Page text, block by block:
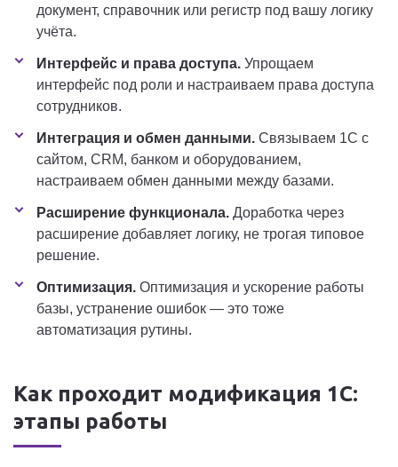
документ, справочник или регистр под вашу логику
учёта.
Интерфейс и права доступа. Упрощаем
интерфейс под роли и настраиваем права доступа
сотрудников.
Интеграция и обмен данными. Связываем 1С с
сайтом, CRM, банком и оборудованием,
настраиваем обмен данными между базами.
Расширение функционала. Доработка через
расширение добавляет логику, не трогая типовое
решение.
Оптимизация. Оптимизация и ускорение работы
базы, устранение ошибок — это тоже
автоматизация рутины.
Как проходит модификация 1С:
этапы работы